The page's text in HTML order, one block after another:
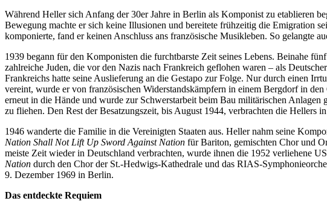
Während Heller sich Anfang der 30er Jahre in Berlin als Komponist zu etablieren
Bewegung machte er sich keine Illusionen und bereitete frühzeitig die Emigration
komponierte, fand er keinen Anschluss ans französische Musikleben. So gelangte
1939 begann für den Komponisten die furchtbarste Zeit seines Lebens. Beinahe
zahlreiche Juden, die vor den Nazis nach Frankreich geflohen waren – als
Frankreichs hatte seine Auslieferung an die Gestapo zur Folge. Nur durch einen
vereint, wurde er von französischen Widerstandskämpfern in einem Bergdorf in
erneut in die Hände und wurde zur Schwerstarbeit beim Bau militärischen
zu fliehen. Den Rest der Besatzungszeit, bis August 1944, verbrachten die Hellers
1946 wanderte die Familie in die Vereinigten Staaten aus. Heller nahm seine
Nation Shall Not Lift Up Sword Against Nation für Bariton, gemischten Chor und
meiste Zeit wieder in Deutschland verbrachten, wurde ihnen die 1952 verliehene
Nation durch den Chor der St.-Hedwigs-Kathedrale und das RIAS-
9. Dezember 1969 in Berlin.
Das entdeckte Requiem